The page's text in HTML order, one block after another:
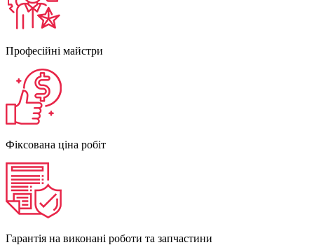
Професійні майстри
Фіксована ціна робіт
Гарантія на виконані роботи та запчастини